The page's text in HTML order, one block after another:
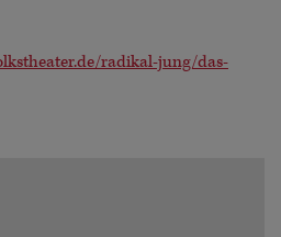
radikal-jung/das-